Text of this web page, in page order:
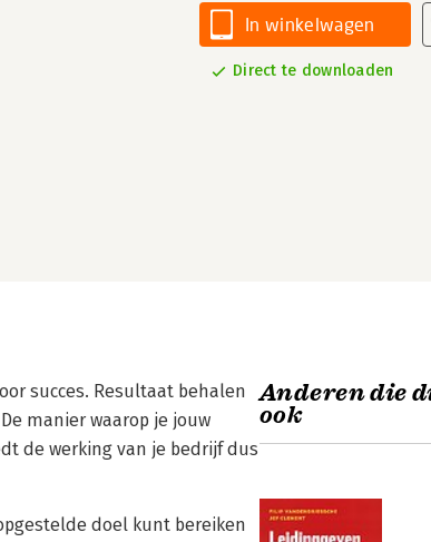
In winkelwagen
Direct te downloaden
succes. Resultaat behalen
manier waarop je jouw
de werking van je bedrijf dus
doel kunt bereiken
Anderen die
ook